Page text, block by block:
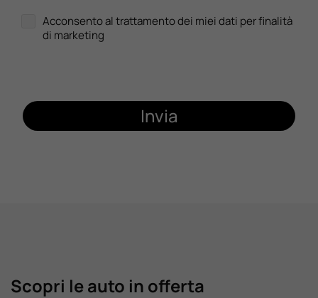
Acconsento al trattamento dei miei dati per finalità
di marketing
Invia
Scopri le auto in offerta